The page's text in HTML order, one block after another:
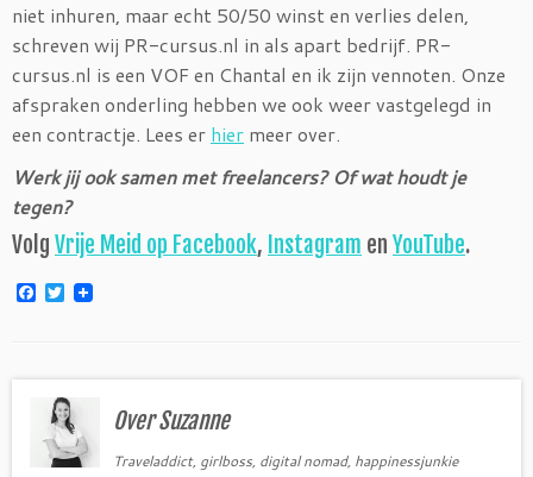
niet inhuren, maar echt 50/50 winst en verlies delen,
schreven wij PR-cursus.nl in als apart bedrijf. PR-
cursus.nl is een VOF en Chantal en ik zijn vennoten. Onze
afspraken onderling hebben we ook weer vastgelegd in
een contractje. Lees er hier meer over.
Werk jij ook samen met freelancers? Of wat houdt je
tegen?
Volg Vrije Meid op Facebook, Instagram en YouTube.
F
o
T
w
e
r
Over Suzanne
Traveladdict, girlboss, digital nomad, happinessjunkie